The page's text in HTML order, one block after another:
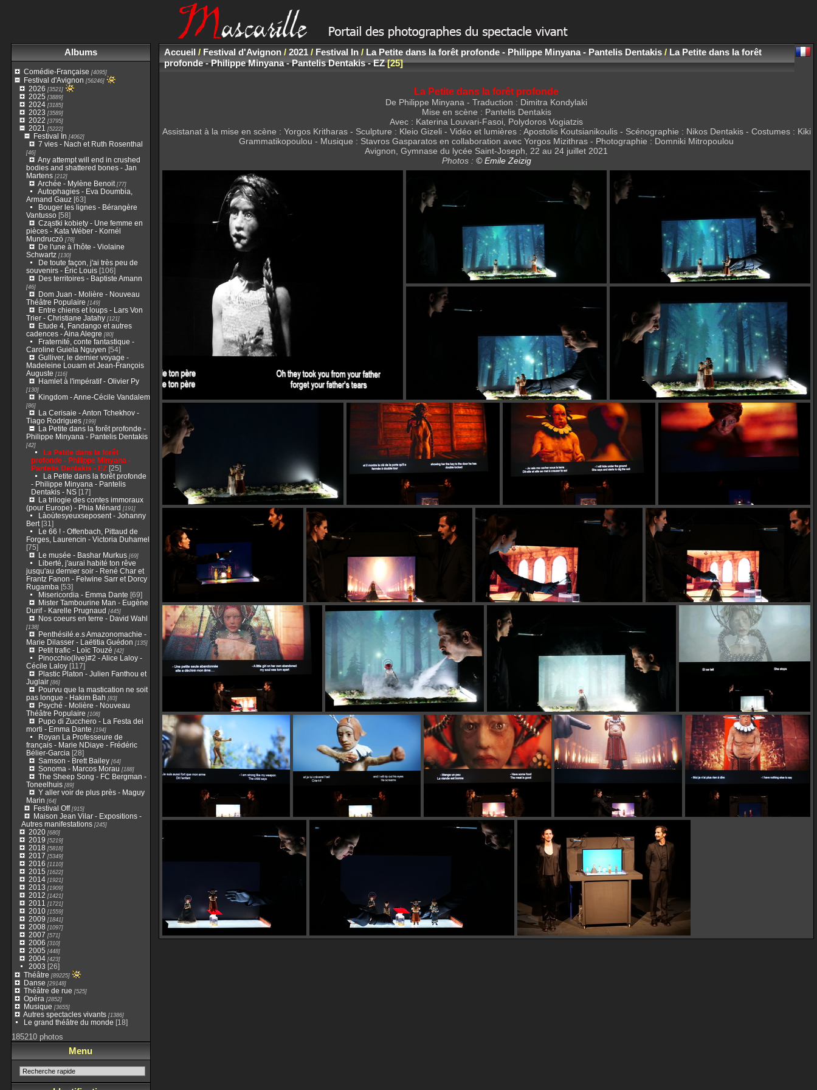
Albums
Comédie-Française [4095]
Festival d'Avignon [56246]
2026 [3521]
2025 [3889]
2024[3185]
2023 [3589]
2022 [3795]
2021 [5222]
Festival In [4062]
7 vies - Nach et Ruth Rosenthal
[46]
Any attempt will end in crushed
bodies and shattered bones - Jan
Martens[212]
Archée - Mylène Benoit[77]
Autophagies - Eva Doumbia,
Armand Gauz[63]
Bouger les lignes - Bérangère
Vantusso[58]
Cząstki kobiety - Une femme en
pièces - Kata Wéber - Kornél
Mundruczó[78]
De l'une à l'hôte - Violaine
Schwartz[130]
De toute façon, j'ai très peu de
souvenirs - Éric Louis[106]
Des territoires - Baptiste Amann
[46]
Dom Juan - Molière - Nouveau
Théâtre Populaire [149]
Entre chiens et loups - Lars Von
Trier - Christiane Jatahy[121]
Etude 4, Fandango et autres
cadences - Aina Alegre [80]
Fraternité, conte fantastique -
Caroline Guiela Nguyen [54]
Gulliver, le dernier voyage -
Madeleine Louarn et Jean-François
Auguste [116]
Hamlet à l'impératif - Olivier Py
[130]
Kingdom - Anne-Cécile Vandalem
[86]
La Cerisaie - Anton Tchekhov -
Tiago Rodrigues[199]
La Petite dans la forêt profonde -
Philippe Minyana - Pantelis Dentakis
[42]
La Petite dans la forêt
profonde - Philippe Minyana -
Pantelis Dentakis - EZ[25]
La Petite dans la forêt profonde
- Philippe Minyana - Pantelis
Dentakis - NS[17]
La trilogie des contes immoraux
(pour Europe) - Phia Ménard [191]
Làoùtesyeuxseposent - Johanny
Bert[31]
Le 66 ! - Offenbach, Pittaud de
Forges, Laurencin - Victoria Duhamel
[75]
Le musée - Bashar Murkus [69]
Liberté, j'aurai habité ton rêve
jusqu'au dernier soir - René Char et
Frantz Fanon - Felwine Sarr et Dorcy
Rugamba [53]
Misericordia - Emma Dante [69]
Mister Tambourine Man - Eugène
Durif - Karelle Prugnaud [445]
Nos coeurs en terre - David Wahl
[138]
Penthésilé.e.s Amazonomachie -
Marie Dilasser - Laëtitia Guédon [135]
Petit trafic - Loïc Touzé [42]
Pinocchio(live)#2 - Alice Laloy -
Cécile Laloy[117]
Plastic Platon - Julien Fanthou et
Juglair[86]
Pourvu que la mastication ne soit
pas longue - Hakim Bah [83]
Psyché - Molière - Nouveau
Théâtre Populaire [108]
Pupo di Zucchero - La Festa dei
morti - Emma Dante [194]
Royan La Professeure de
français - Marie NDiaye - Frédéric
Bélier-Garcia [28]
Samson - Brett Bailey[64]
Sonoma - Marcos Morau [188]
The Sheep Song - FC Bergman -
Toneelhuis[89]
Y aller voir de plus près - Maguy
Marin [64]
Festival Off[915]
Maison Jean Vilar - Expositions -
Autres manifestations[245]
2020[680]
2019 [5219]
2018 [5818]
2017 [5349]
2016 [1110]
2015 [1622]
2014[1921]
2013 [1909]
2012 [1421]
2011 [1721]
2010[1559]
2009 [1841]
2008 [1097]
2007 [571]
2006 [310]
2005 [448]
2004[423]
2003 [26]
Théâtre [89225]
Danse [29148]
Théâtre de rue [525]
Opéra [2852]
Musique [3655]
Autres spectacles vivants[1386]
Le grand théâtre du monde [18]
185210 photos
Menu
Accueil/ Festival d'Avignon/ 2021/ Festival In/ La Petite dans la forêt profonde - Philippe Minyana - Pantelis Dentakis/ La Petite dans la forêt
profonde - Philippe Minyana - Pantelis Dentakis - EZ 25
La Petite dans la forêt profonde
De Philippe Minyana - Traduction : Dimitra Kondylaki
Mise en scène : Pantelis Dentakis
Avec : Katerina Louvari-Fasoi, Polydoros Vogiatzis
Assistanat à la mise en scène : Yorgos Kritharas - Sculpture : Kleio Gizeli - Vidéo et lumières : Apostolis Koutsianikoulis - Scénographie : Nikos Dentakis - Costumes : Kiki
Grammatikopoulou - Musique : Stavros Gasparatos en collaboration avec Yorgos Mizithras - Photographie : Domniki Mitropoulou
Avignon, Gymnase du lycée Saint-Joseph, 22 au 24 juillet 2021
Photos : © Emile Zeizig